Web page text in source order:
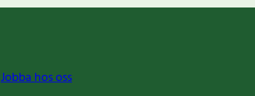
Jobba hos oss